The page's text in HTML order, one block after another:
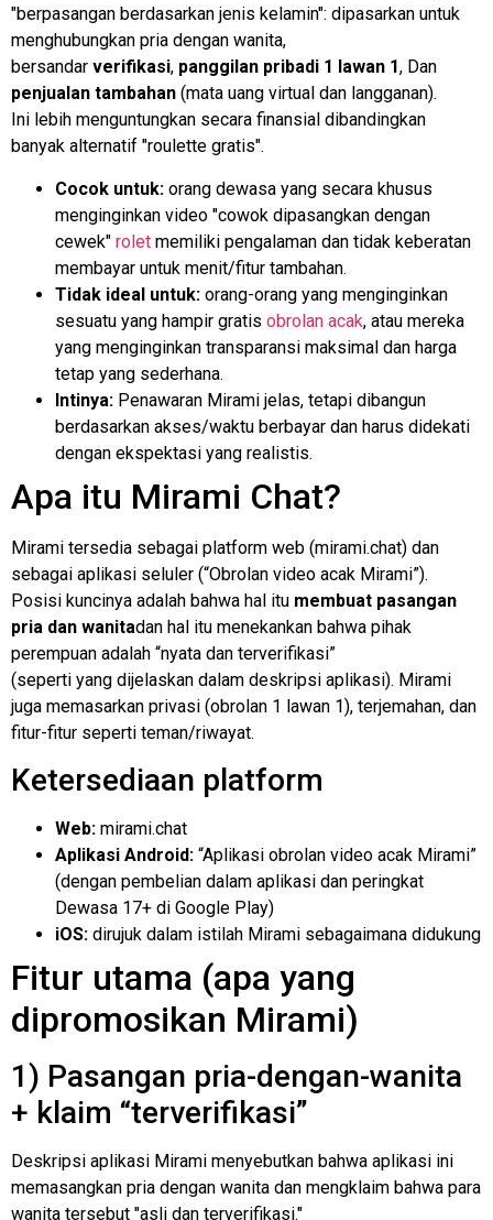
"berpasangan berdasarkan jenis kelamin": dipasarkan untuk
menghubungkan pria dengan wanita,
bersandar verifikasi, panggilan pribadi 1 lawan 1, Dan
penjualan tambahan (mata uang virtual dan langganan).
Ini lebih menguntungkan secara finansial dibandingkan
banyak alternatif "roulette gratis".
Cocok untuk: orang dewasa yang secara khusus
menginginkan video "cowok dipasangkan dengan
cewek" rolet memiliki pengalaman dan tidak keberatan
membayar untuk menit/fitur tambahan.
Tidak ideal untuk: orang-orang yang menginginkan
sesuatu yang hampir gratis obrolan acak, atau mereka
yang menginginkan transparansi maksimal dan harga
tetap yang sederhana.
Intinya: Penawaran Mirami jelas, tetapi dibangun
berdasarkan akses/waktu berbayar dan harus didekati
dengan ekspektasi yang realistis.
Apa itu Mirami Chat?
Mirami tersedia sebagai platform web (mirami.chat) dan
sebagai aplikasi seluler (“Obrolan video acak Mirami”).
Posisi kuncinya adalah bahwa hal itu membuat pasangan
pria dan wanitadan hal itu menekankan bahwa pihak
perempuan adalah “nyata dan terverifikasi”
(seperti yang dijelaskan dalam deskripsi aplikasi). Mirami
juga memasarkan privasi (obrolan 1 lawan 1), terjemahan, dan
fitur-fitur seperti teman/riwayat.
Ketersediaan platform
Web: mirami.chat
Aplikasi Android: “Aplikasi obrolan video acak Mirami”
(dengan pembelian dalam aplikasi dan peringkat
Dewasa 17+ di Google Play)
iOS: dirujuk dalam istilah Mirami sebagaimana didukung
Fitur utama (apa yang
dipromosikan Mirami)
1) Pasangan pria-dengan-wanita
+ klaim “terverifikasi”
Deskripsi aplikasi Mirami menyebutkan bahwa aplikasi ini
memasangkan pria dengan wanita dan mengklaim bahwa para
wanita tersebut "asli dan terverifikasi."